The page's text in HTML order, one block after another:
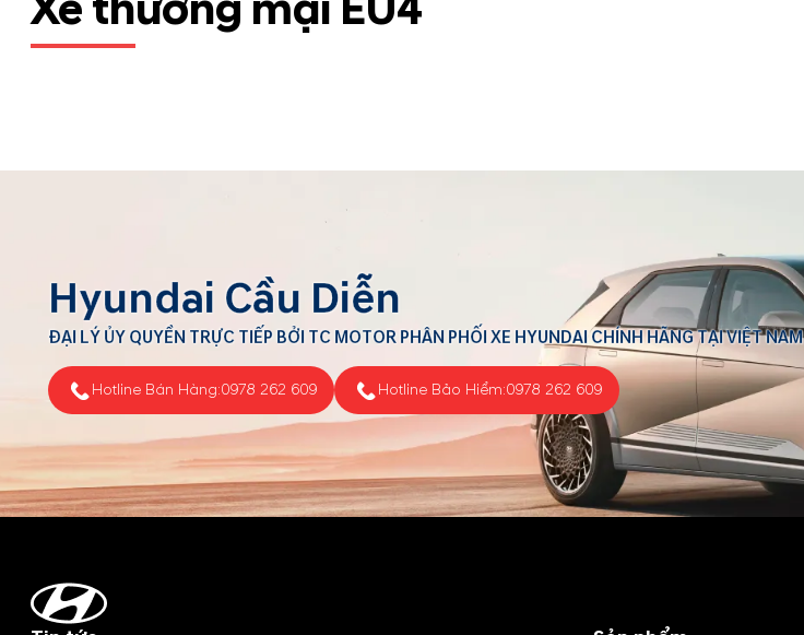
Hyundai Cầu Diễn
ĐẠI LÝ ỦY QUYỀN TRỰC TIẾP BỞI TC MOTOR PHÂN PHỐI XE HYUNDAI CHÍNH HÃNG TẠI VIỆT NAM
Hotline Bán Hàng:0978 262 609 Hotline Bảo Hiểm:0978 262 609